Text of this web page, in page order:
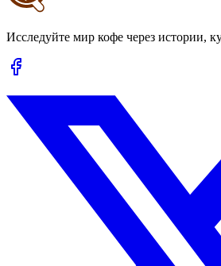
Исследуйте мир кофе через истории,